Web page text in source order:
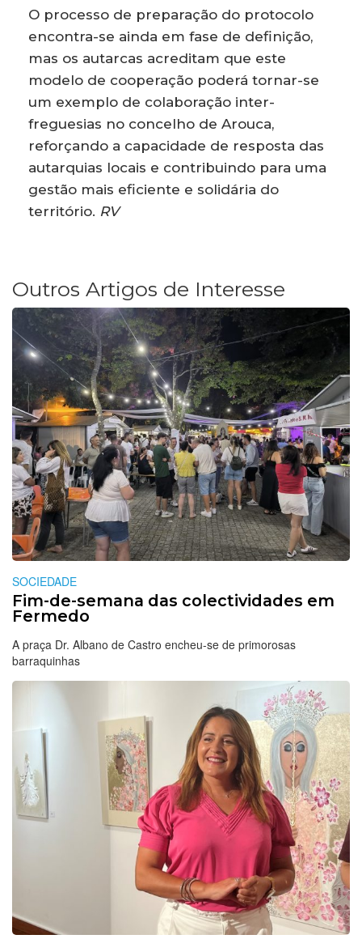
O processo de preparação do protocolo
encontra-se ainda em fase de definição,
mas os autarcas acreditam que este
modelo de cooperação poderá tornar-se
um exemplo de colaboração inter-
freguesias no concelho de Arouca,
reforçando a capacidade de resposta das
autarquias locais e contribuindo para uma
gestão mais eficiente e solidária do
território. RV
Outros Artigos de Interesse
SOCIEDADE
Fim-de-semana das colectividades em
Fermedo
A praça Dr. Albano de Castro encheu-se de primorosas
barraquinhas